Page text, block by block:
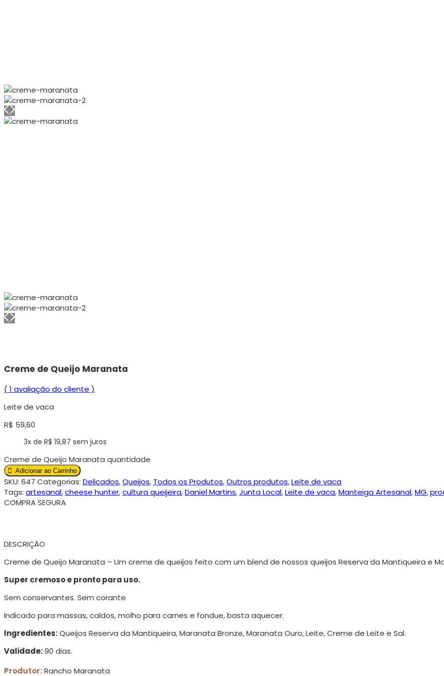
Creme de Queijo Maranata
(1 avaliação do cliente )
Leite de vaca
R$ 59,60
3x de R$ 19,87 sem juros
Creme de Queijo Maranata quantidade
Adicionar ao Carrinho
SKU: 647 Categorias: Delicados,Queijos, Todos os Produtos,Outros produtos,Leite de vaca
Tags: artesanal,cheese hunter,cultura queijeira,Daniel Martins,Junta Local,Leite de vaca,Manteiga Artesanal,MG,
COMPRA SEGURA
DESCRIÇÃO
Creme de Queijo Maranata – Um creme de queijos feito com um blend de nossos queijos Reserva da Mantiqueira e
Super cremoso e pronto para uso.
Sem conservantes. Sem corante
Indicado para massas, caldos, molho para carnes e fondue, basta aquecer.
Ingredientes:Queijos Reserva da Mantiqueira, Maranata Bronze, Maranata Ouro, Leite, Creme de Leite e Sal.
Validade:90 dias.
Produtor:Rancho Maranata